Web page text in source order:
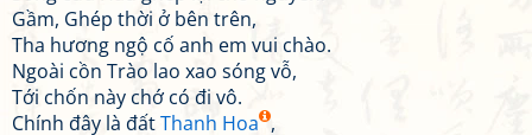
Gầm, Ghép thời ở bên trên,
Tha hương ngộ cố anh em vui chào.
Ngoài cồn Trào lao xao sóng vỗ,
Tới chốn này chớ có đi vô.
Chính đây là đấtThanh Hoa ,